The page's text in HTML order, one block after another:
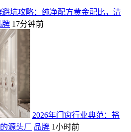
坑攻略：纯净配方黄金配比，清
牌 17分钟前
2026年门窗行业典范：裕
源头厂 品牌 1小时前